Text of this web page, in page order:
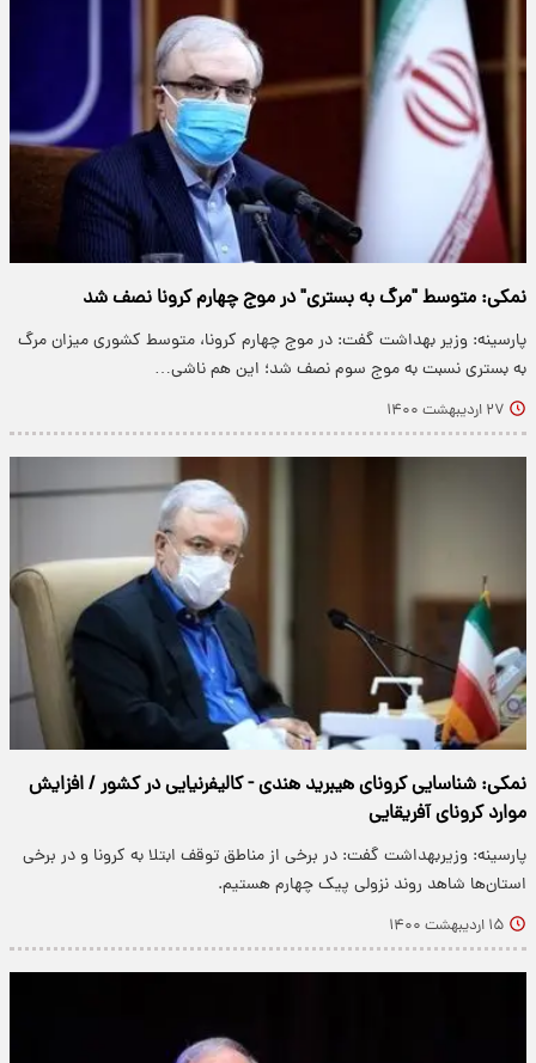
نمکی: متوسط "مرگ به بستری" در موج چهارم کرونا نصف شد
پارسینه: وزیر بهداشت گفت: در موج چهارم کرونا، متوسط کشوری میزان مرگ
به بستری نسبت به موج سوم نصف شد؛ این هم ناشی…
۲۷ اردیبهشت ۱۴۰۰
نمکی: شناسایی کرونای هیبرید هندی - کالیفرنیایی در کشور / افزایش
موارد کرونای آفریقایی
پارسینه: وزیربهداشت گفت: در برخی از مناطق توقف ابتلا به کرونا و در برخی
استان‌ها شاهد روند نزولی پیک چهارم هستیم.
۱۵ اردیبهشت ۱۴۰۰